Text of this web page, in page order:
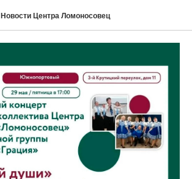
Новости Центра Ломоносовец